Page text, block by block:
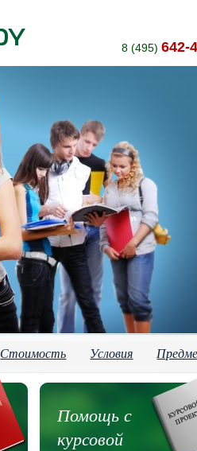
8 (495) 642-
Стоимость Условия
Помощь с
курсовой